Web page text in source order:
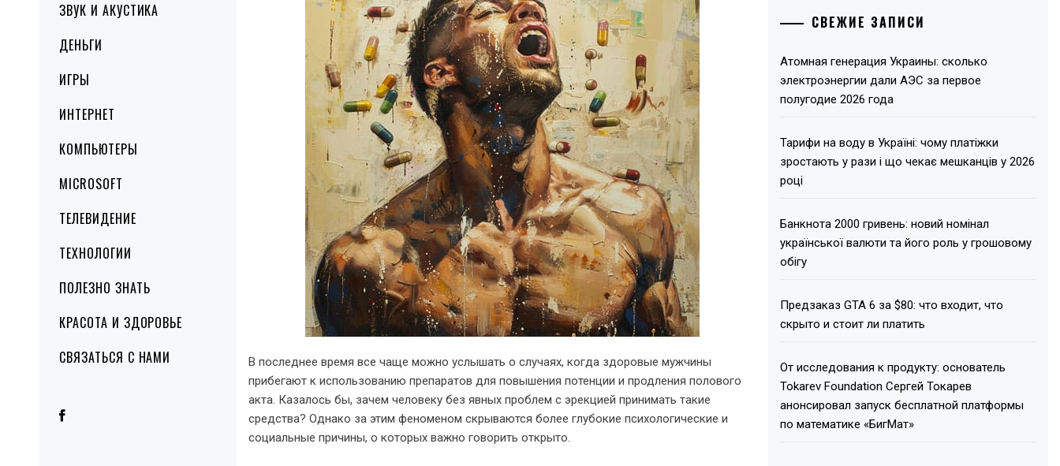
ЗВУК И АКУСТИКА
ДЕНЬГИ
ИГРЫ
ИНТЕРНЕТ
КОМПЬЮТЕРЫ
MICROSOFT
ТЕЛЕВИДЕНИЕ
ТЕХНОЛОГИИ
ПОЛЕЗНО ЗНАТЬ
КРАСОТА И ЗДОРОВЬЕ
СВЯЗАТЬСЯ С НАМИ
В последнее время все чаще можно услышать о случаях, когда здоровые мужчины
прибегают к использованию препаратов для повышения потенции и продления полового
акта. Казалось бы, зачем человеку без явных проблем с эрекцией принимать такие
средства? Однако за этим феноменом скрываются более глубокие психологические и
социальные причины, о которых важно говорить открыто.
СВЕЖИЕ ЗАПИСИ
Атомная генерация Украины: сколько
электроэнергии дали АЭС за первое
полугодие 2026 года
Тарифи на воду в Україні: чому платіжки
зростають у рази і що чекає мешканців у 2026
році
Банкнота 2000 гривень: новий номінал
української валюти та його роль у грошовому
обігу
Предзаказ GTA 6 за $80: что входит, что
скрыто и стоит ли платить
От исследования к продукту: основатель
Tokarev Foundation Сергей Токарев
анонсировал запуск бесплатной платформы
по математике «БигМат»